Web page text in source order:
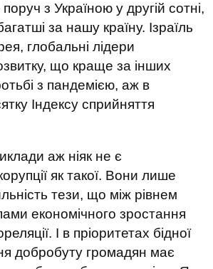
з Україною у другій сотні,
за нашу країну. Ізраїль
глобальні лідери
що краще за інших
з пандемією, аж в
Індексу сприйняття
аж ніяк не є
як такої. Вони лише
тези, що між рівнем
економічного зростання
І в пріоритетах бідної
добробуту громадян має